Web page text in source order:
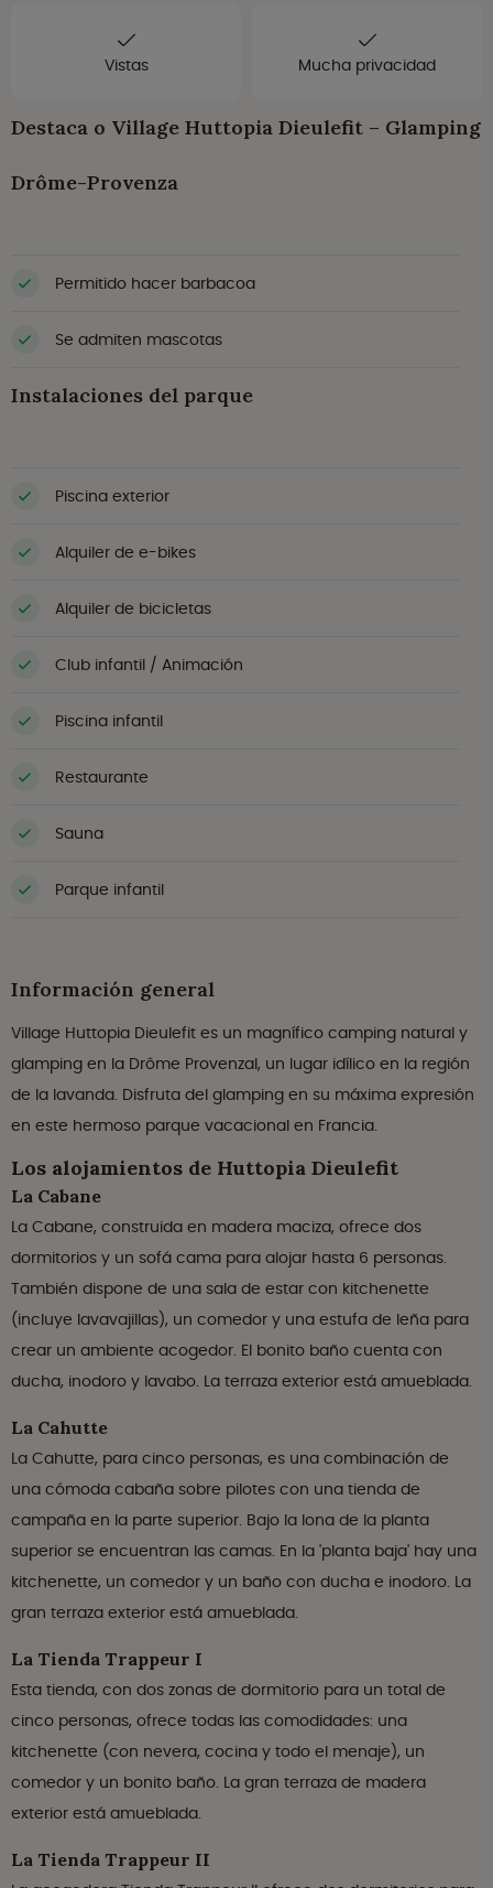
Vistas Mucha privacidad
Destaca o Village Huttopia Dieulefit – Glamping
Drôme-Provenza
Permitido hacer barbacoa
Se admiten mascotas
Instalaciones del parque
Piscina exterior
Alquiler de e-bikes
Alquiler de bicicletas
Club infantil / Animación
Piscina infantil
Restaurante
Sauna
Parque infantil
Información general
Village Huttopia Dieulefit es un magnífico camping natural y
glamping en la Drôme Provenzal, un lugar idílico en la región
de la lavanda. Disfruta del glamping en su máxima expresión
en este hermoso parque vacacional en Francia.
Los alojamientos de Huttopia Dieulefit
La Cabane
La Cabane, construida en madera maciza, ofrece dos
dormitorios y un sofá cama para alojar hasta 6 personas.
También dispone de una sala de estar con kitchenette
(incluye lavavajillas), un comedor y una estufa de leña para
crear un ambiente acogedor. El bonito baño cuenta con
ducha, inodoro y lavabo. La terraza exterior está amueblada.
La Cahutte
La Cahutte, para cinco personas, es una combinación de
una cómoda cabaña sobre pilotes con una tienda de
campaña en la parte superior. Bajo la lona de la planta
superior se encuentran las camas. En la 'planta baja' hay una
kitchenette, un comedor y un baño con ducha e inodoro. La
gran terraza exterior está amueblada.
La Tienda Trappeur I
Esta tienda, con dos zonas de dormitorio para un total de
cinco personas, ofrece todas las comodidades: una
kitchenette (con nevera, cocina y todo el menaje), un
comedor y un bonito baño. La gran terraza de madera
exterior está amueblada.
La Tienda Trappeur II